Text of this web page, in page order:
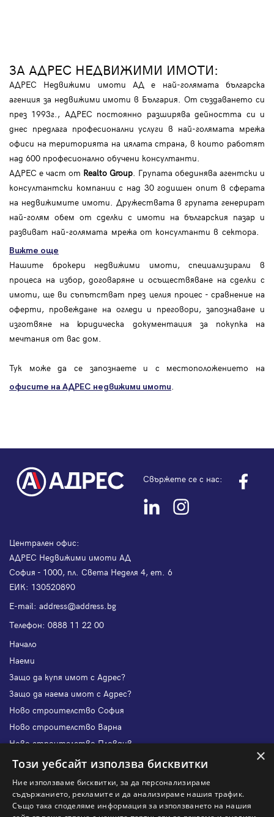
ЗА АДРЕС НЕДВИЖИМИ ИМОТИ:
АДРЕС Недвижими имоти АД е най-голямата българска
агенция за недвижими имоти в България. От създаването си
през 1993г., АДРЕС постоянно разширява дейността си и
днес предлага професионални услуги в най-голямата мрежа
офиси на територията на цялата страна, в които работят
над 600 професионално обучени консултанти.
АДРЕС е част от Realto Group. Групата обединява агентски и
консултантски компании с над 30 годишен опит в сферата
на недвижимите имоти. Дружествата в групата генерират
най-голям обем от сделки с имоти на българския пазар и
развиват най-голямата мрежа от консултанти в сектора.
Вижте още
Нашите брокери недвижими имоти, специализирали в
процеса на избор, договаряне и осъществяване на сделки с
имоти, ще ви съпътстват през целия процес - сравнение на
оферти, провеждане на огледи и преговори, запознаване и
изготвяне на юридическа документация за покупка на
мечтания от вас дом.
Тук може да се запознаете и с местоположението на
офисите на АДРЕС недвижими имоти.
Свържете се с нас:
Централен офис:
АДРЕС Недвижими имоти АД
София - 1000, пл. Света Неделя 4, ет. 6
ЕИК: 130520890
Е-mail: address@address.bg
Телефон: 0888 11 22 00
Начало
Наеми
Защо да купя имот с Адрес?
Защо да наема имот с Адрес?
Ново строителство София
Ново строителство Варна
Ново строителство Пловдив
Ново строителство Бургас
Защо да отдам имот с Адрес?
Наши офиси
×
Този уебсайт използва бисквитки
Ние използваме бисквитки, за да персонализираме
съдържанието, рекламите и да анализираме нашия трафик.
Също така споделяме информация за използването на нашия